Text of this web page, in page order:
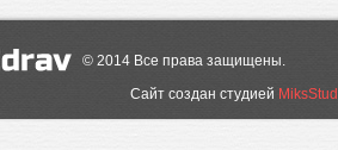
© 2014 Все права защищены.
Сайт создан студией